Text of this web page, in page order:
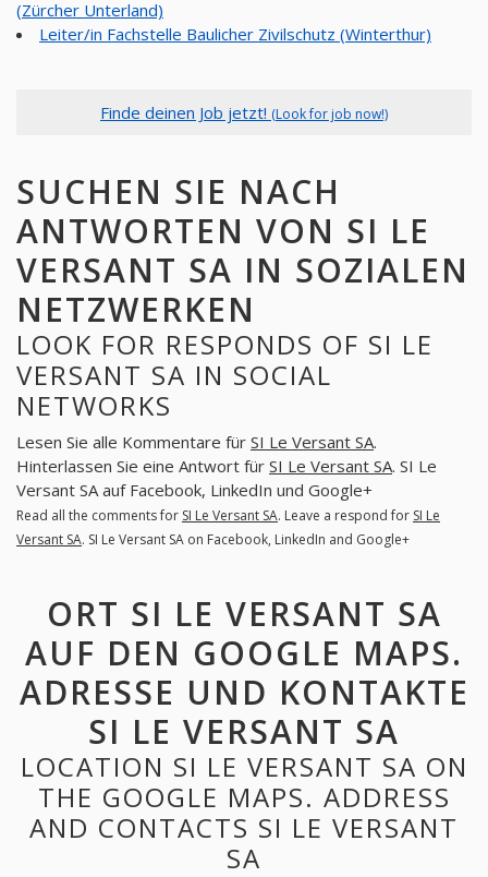
(Zürcher Unterland)
Leiter/in Fachstelle Baulicher Zivilschutz (Winterthur)
Finde deinen Job jetzt! (Look for job now!)
SUCHEN SIE NACH
ANTWORTEN VON SI LE
VERSANT SA IN SOZIALEN
NETZWERKEN
LOOK FOR RESPONDS OF SI LE
VERSANT SA IN SOCIAL
NETWORKS
Lesen Sie alle Kommentare für SI Le Versant SA.
Hinterlassen Sie eine Antwort für SI Le Versant SA. SI Le
Versant SA auf Facebook, LinkedIn und Google+
Read all the comments for SI Le Versant SA. Leave a respond for SI Le
Versant SA. SI Le Versant SA on Facebook, LinkedIn and Google+
ORT SI LE VERSANT SA
AUF DEN GOOGLE MAPS.
ADRESSE UND KONTAKTE
SI LE VERSANT SA
LOCATION SI LE VERSANT SA ON
THE GOOGLE MAPS. ADDRESS
AND CONTACTS SI LE VERSANT
SA